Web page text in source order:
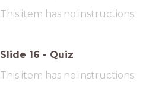
This item has no instructions
Slide 16 - Quiz
This item has no instructions